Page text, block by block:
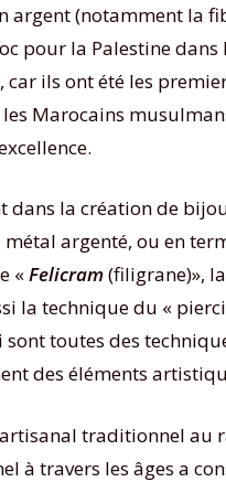
argent (notamment la
la Palestine dans
ils ont été les
Marocains
la création de
argenté, ou en
«Felicram(filigrane)»,
la technique du «
sont toutes des
des éléments
traditionnel au
à travers les âges a